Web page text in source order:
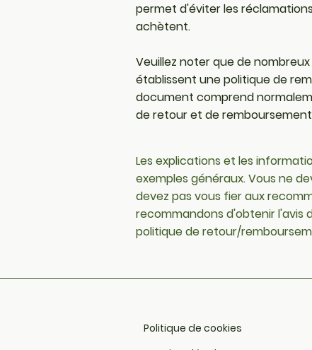
permet d'éviter les
achètent.
Veuillez noter que de
établissent une politique de
document comprend
de retour et de
Les explications et les
exemples généraux. Vous ne
devez pas vous fier aux
recommandons d'obtenir l'avis
politique de retour/
Politique de cookies